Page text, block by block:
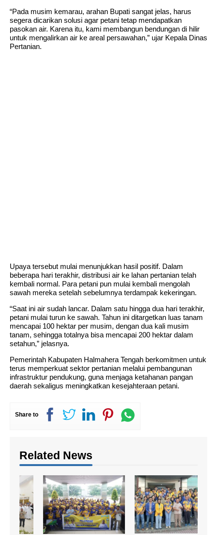
“Pada musim kemarau, arahan Bupati sangat jelas, harus
segera dicarikan solusi agar petani tetap mendapatkan
pasokan air. Karena itu, kami membangun bendungan di hilir
untuk mengalirkan air ke areal persawahan,” ujar Kepala Dinas
Pertanian.
Upaya tersebut mulai menunjukkan hasil positif. Dalam
beberapa hari terakhir, distribusi air ke lahan pertanian telah
kembali normal. Para petani pun mulai kembali mengolah
sawah mereka setelah sebelumnya terdampak kekeringan.
“Saat ini air sudah lancar. Dalam satu hingga dua hari terakhir,
petani mulai turun ke sawah. Tahun ini ditargetkan luas tanam
mencapai 100 hektar per musim, dengan dua kali musim
tanam, sehingga totalnya bisa mencapai 200 hektar dalam
setahun,” jelasnya.
Pemerintah Kabupaten Halmahera Tengah berkomitmen untuk
terus memperkuat sektor pertanian melalui pembangunan
infrastruktur pendukung, guna menjaga ketahanan pangan
daerah sekaligus meningkatkan kesejahteraan petani.
Share to
Related News